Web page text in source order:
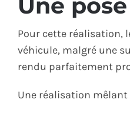
Une
Pour cette réalisation,
véhicule, malgré une
rendu parfaitement
Une réalisation